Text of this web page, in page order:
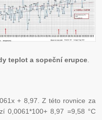
teplot a sopeční erupce.
+ 8,97. Z této rovnice za
0,0061*100+ 8,97 =9,58 °C